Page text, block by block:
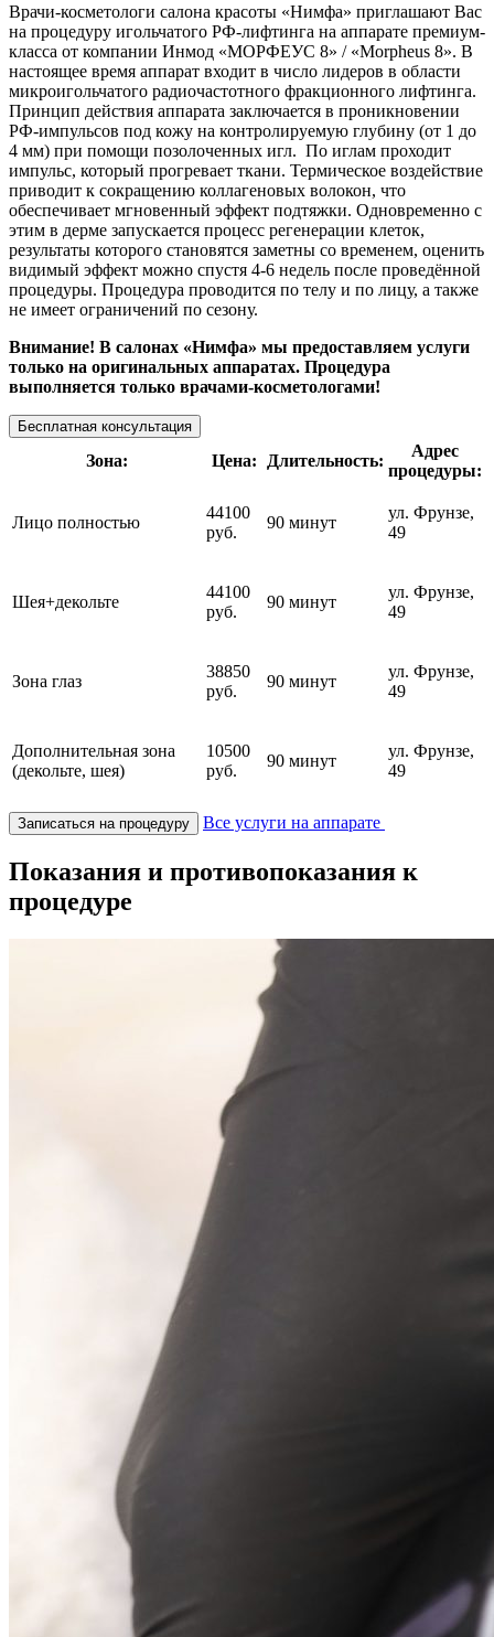
Врачи-косметологи салона красоты «Нимфа» приглашают Вас
на процедуру игольчатого РФ-лифтинга на аппарате премиум-
класса от компании Инмод «МОРФЕУС 8» / «Morpheus 8». В
настоящее время аппарат входит в число лидеров в области
микроигольчатого радиочастотного фракционного лифтинга.
Принцип действия аппарата заключается в проникновении
РФ-импульсов под кожу на контролируемую глубину (от 1 до
4 мм) при помощи позолоченных игл. По иглам проходит
импульс, который прогревает ткани. Термическое воздействие
приводит к сокращению коллагеновых волокон, что
обеспечивает мгновенный эффект подтяжки. Одновременно с
этим в дерме запускается процесс регенерации клеток,
результаты которого становятся заметны со временем, оценить
видимый эффект можно спустя 4-6 недель после проведённой
процедуры. Процедура проводится по телу и по лицу, а также
не имеет ограничений по сезону.
Внимание! В салонах «Нимфа» мы предоставляем услуги
только на оригинальных аппаратах. Процедура
выполняется только врачами-косметологами!
Бесплатная консультация
Зона: Цена: Длительность:
Адрес
процедуры:
Лицо полностью
44100
руб.
90 минут
ул. Фрунзе,
49
Шея+декольте
44100
руб.
90 минут
ул. Фрунзе,
49
Зона глаз
38850
руб.
90 минут
ул. Фрунзе,
49
Дополнительная зона
(декольте, шея)
10500
руб.
90 минут
ул. Фрунзе,
49
Записаться на процедуру Все услуги на аппарате
Показания и противопоказания к
процедуре